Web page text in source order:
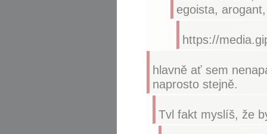
egoista,
https://
hlavně ať sem
naprosto stejně.
Tvl fakt myslíš, že